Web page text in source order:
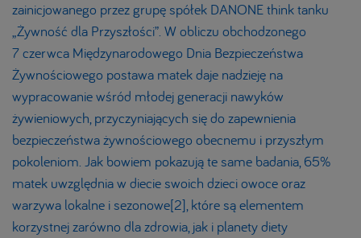
zainicjowanego przez grupę spółek DANONE think tanku
„Żywność dla Przyszłości”. W obliczu obchodzonego
7 czerwca Międzynarodowego Dnia Bezpieczeństwa
Żywnościowego postawa matek daje nadzieję na
wypracowanie wśród młodej generacji nawyków
żywieniowych, przyczyniających się do zapewnienia
bezpieczeństwa żywnościowego obecnemu i przyszłym
pokoleniom. Jak bowiem pokazują te same badania, 65%
matek uwzględnia w diecie swoich dzieci owoce oraz
warzywa lokalne i sezonowe[2], które są elementem
korzystnej zarówno dla zdrowia, jak i planety diety